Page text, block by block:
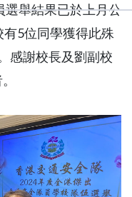
選舉結果已於上月公
5位同學獲得此殊
感謝校長及劉副校